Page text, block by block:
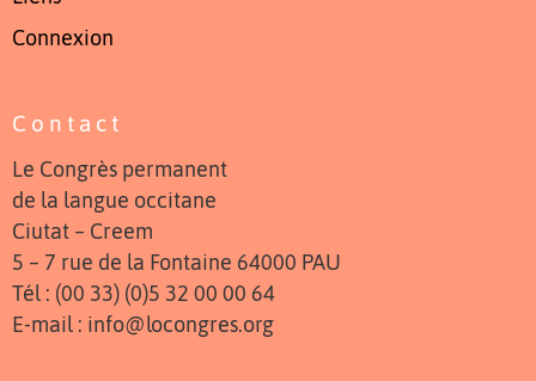
Connexion
Contact
Le Congrès permanent
de la langue occitane
Ciutat – Creem
5 – 7 rue de la Fontaine 64000 PAU
Tél : (00 33) (0)5 32 00 00 64
E-mail : info@locongres.org